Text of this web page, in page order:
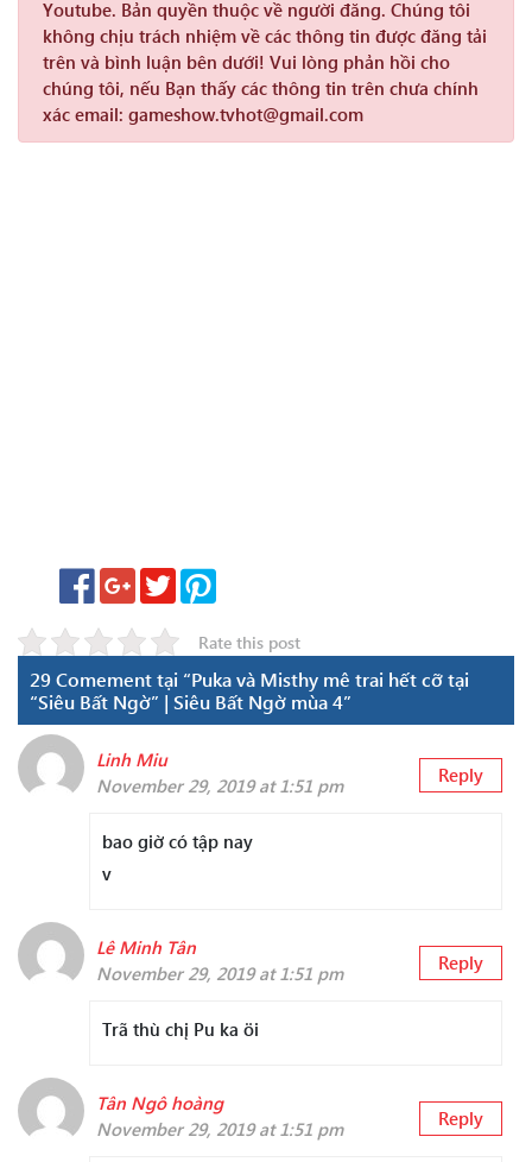
Youtube. Bản quyền thuộc về người đăng. Chúng tôi
không chịu trách nhiệm về các thông tin được đăng tải
trên và bình luận bên dưới! Vui lòng phản hồi cho
chúng tôi, nếu Bạn thấy các thông tin trên chưa chính
xác email: gameshow.tvhot@gmail.com
Rate this post
29 Comement tại “Puka và Misthy mê trai hết cỡ tại
“Siêu Bất Ngờ” | Siêu Bất Ngờ mùa 4”
Linh Miu
November 29, 2019 at 1:51 pm
Reply
bao giờ có tập nay
v
Lê Minh Tân
November 29, 2019 at 1:51 pm
Reply
Trã thù chį Pu ka öi
Tân Ngô hoàng
November 29, 2019 at 1:51 pm
Reply